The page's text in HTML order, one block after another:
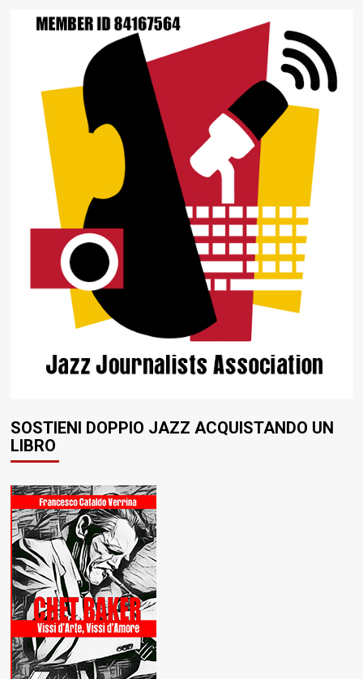
SOSTIENI DOPPIO JAZZ ACQUISTANDO UN
LIBRO